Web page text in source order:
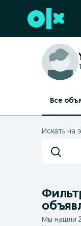
Перейти к
Все
Искать на
Мы нашли